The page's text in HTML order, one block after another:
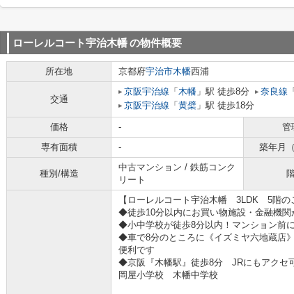
ローレルコート宇治木幡の物件概要
所在地 京都府宇治市木幡西浦
交通
京阪宇治線 「 木幡 」駅 徒歩8分 奈良線 「
京阪宇治線 「 黄檗 」駅 徒歩18分
価格 - 管
専有面積
- 築年月
種別/構造
中古マンション / 鉄筋コンク
リート
【ローレルコート宇治木幡 3LDK 5階の
◆徒歩10分以内にお買い物施設・金融機関
◆小中学校が徒歩8分以内！マンション前
◆車で8分のところに《イズミヤ六地蔵店
便利です
◆京阪『木幡駅』徒歩8分 JRにもアクセ
岡屋小学校 木幡中学校